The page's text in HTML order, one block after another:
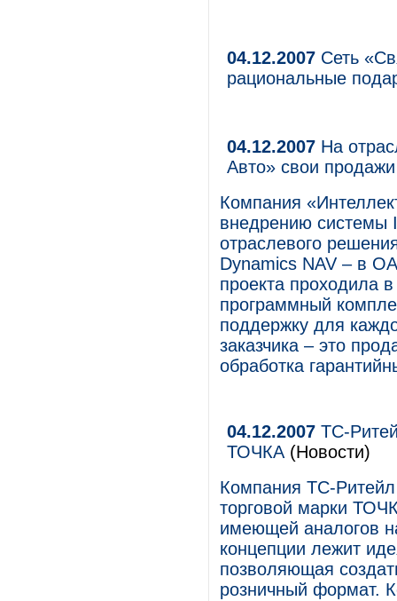
04.12.2007 Сеть
рациональные
04.12.2007 На
Авто» свои
Компания
внедрению системы
отраслевого
Dynamics NAV – в
проекта проходила
программный
поддержку для
заказчика – это
обработка
04.12.2007 ТС-
ТОЧКА (Новости)
Компания ТС-
торговой марки
имеющей аналогов
концепции лежит
позволяющая
розничный формат.